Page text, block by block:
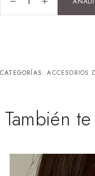
CATEGORÍAS:ACCESORIOS
También